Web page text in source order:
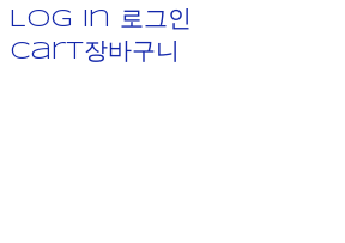
Log In
로그인
Cart장바구니